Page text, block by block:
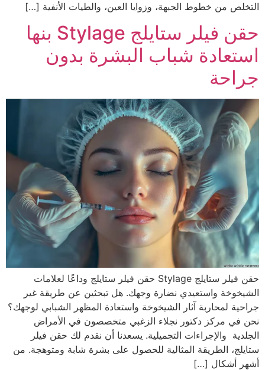
التخلص من خطوط الجبهة، وزوايا العين، والطيات الأنفية […]
حقن فيلر ستايلج Stylage بنها
استعادة شباب البشرة بدون
جراحة
حقن فيلر ستايلج Stylage حقن فيلر ستايلج وداعًا لعلامات
الشيخوخة واستعيدي نضارة وجهك. هل تبحثين عن طريقة غير
جراحية لمحاربة آثار الشيخوخة واستعادة المظهر الشبابي لوجهك؟
نحن في مركز دكتور نجلاء الزغبي متخصصون في الأمراض
الجلدية والإجراءات التجميلية. يسعدنا أن نقدم لك حقن فيلر
ستايلج، الطريقة المثالية للحصول على بشرة شابة ومتوهجة. من
أشهر أشكال […]